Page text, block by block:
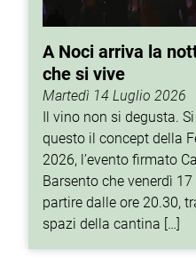
A Noci arriva la
che si vive
Martedì 14 Luglio 2026
Il vino non si degusta.
questo il concept della
2026, l’evento firmato
Barsento che venerdì
partire dalle ore 20.30,
spazi della cantina […]